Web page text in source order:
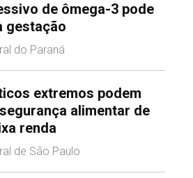
de ômega-3 pode
gestação
do Paraná
extremos podem
alimentar de
renda
de São Paulo